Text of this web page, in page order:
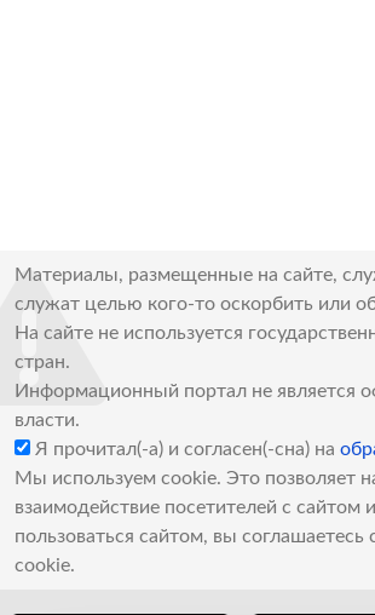
Материалы, размещенные на сайте,
служат целью кого-то оскорбить или
На сайте не используется
стран.
Информационный портал не является
власти.
Я прочитал(-а) и согласен(-сна) на
Мы используем cookie. Это позволяет
взаимодействие посетителей с
пользоваться сайтом, вы
cookie.